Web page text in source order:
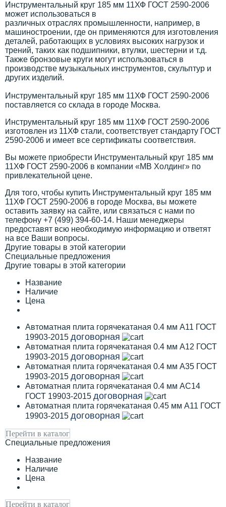
Инструментальный круг 185 мм 11ХФ ГОСТ 2590-2006
может использоваться в
различных отраслях промышленности, например, в
машиностроении, где он применяются для изготовления
деталей, работающих в условиях высоких нагрузок и
трений, таких как подшипники, втулки, шестерни и т.д.
Также бронзовые круги могут использоваться в
производстве музыкальных инструментов, скульптур и
других изделий.
Инструментальный круг 185 мм 11ХФ ГОСТ 2590-2006
поставляется со склада в городе Москва.
Инструментальный круг 185 мм 11ХФ ГОСТ 2590-2006
изготовлен из 11ХФ стали, соответствует стандарту ГОСТ
2590-2006 и имеет все сертификаты соответствия.
Вы можете приобрести Инструментальный круг 185 мм
11ХФ ГОСТ 2590-2006 в компании «МВ Холдинг» по
привлекательной цене.
Для того, чтобы купить Инструментальный круг 185 мм
11ХФ ГОСТ 2590-2006 в городе Москва, вы можете
оставить заявку на сайте, или связаться с нами по
телефону +7 (499) 394-60-14. Наши менеджеры
предоставят всю необходимую информацию и ответят
на все Ваши вопросы.
Другие товары в этой категории
Специальные предложения
Другие товары в этой категории
Название
Наличие
Цена
Автоматная плита горячекатаная 0.4 мм А11 ГОСТ
19903-2015 договорная
Автоматная плита горячекатаная 0.4 мм А12 ГОСТ
19903-2015 договорная
Автоматная плита горячекатаная 0.4 мм А35 ГОСТ
19903-2015 договорная
Автоматная плита горячекатаная 0.4 мм АС14
ГОСТ 19903-2015 договорная
Автоматная плита горячекатаная 0.45 мм А11 ГОСТ
19903-2015 договорная
Перейти в каталог
Специальные предложения
Название
Наличие
Цена
Перейти в каталог